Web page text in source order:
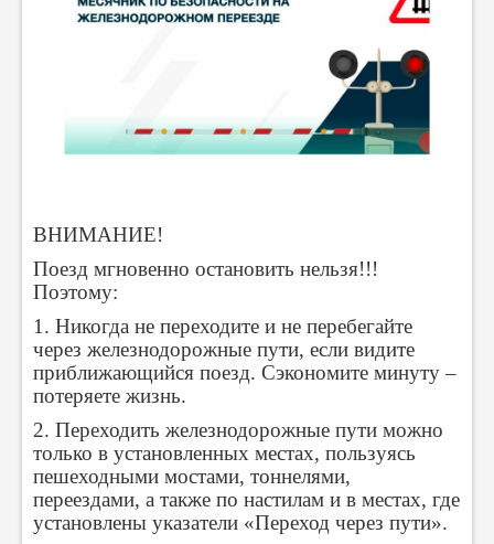
ВНИМАНИЕ!
Поезд мгновенно остановить нельзя!!!
Поэтому:
1. Никогда не переходите и не перебегайте
через железнодорожные пути, если видите
приближающийся поезд. Сэкономите минуту –
потеряете жизнь.
2. Переходить железнодорожные пути можно
только в установленных местах, пользуясь
пешеходными мостами, тоннелями,
переездами, а также по настилам и в местах, где
установлены указатели «Переход через пути».